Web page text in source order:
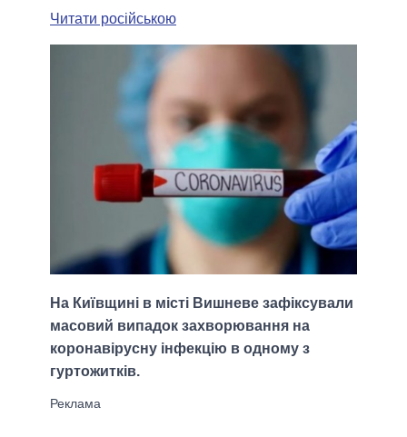
Читати російською
На Київщині в місті Вишневе зафіксували
масовий випадок захворювання на
коронавірусну інфекцію в одному з
гуртожитків.